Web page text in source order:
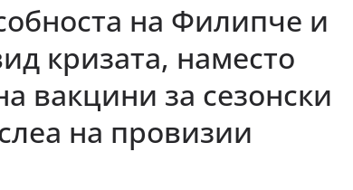
на Филипче и
кризата, наместо
вакцини за сезонски
на провизии